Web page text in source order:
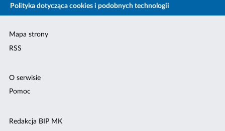
Polityka dotycząca cookies i podobnych technologii
Mapa strony
RSS
O serwisie
Pomoc
Redakcja BIP MK